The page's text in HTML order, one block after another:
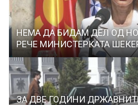
НЕМА ДА БИДАМ ДЕЛ ОД
РЕЧЕ МИНИСТЕРКАТА
ЗА ДВЕ ГОДИНИ